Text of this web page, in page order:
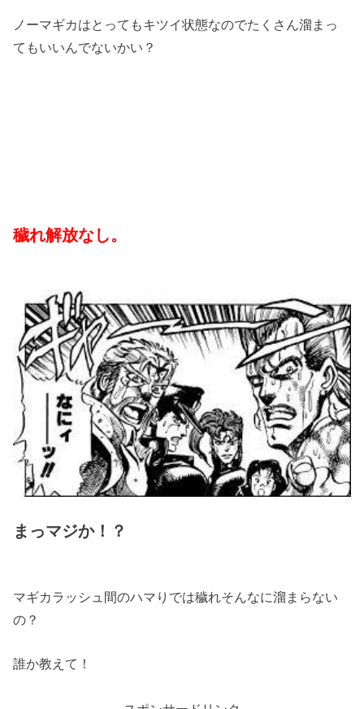
ノーマギカはとってもキツイ状態なのでたくさん溜まっ
てもいいんでないかい？
穢れ解放なし。
まっマジか！？
マギカラッシュ間のハマりでは穢れそんなに溜まらない
の？
誰か教えて！